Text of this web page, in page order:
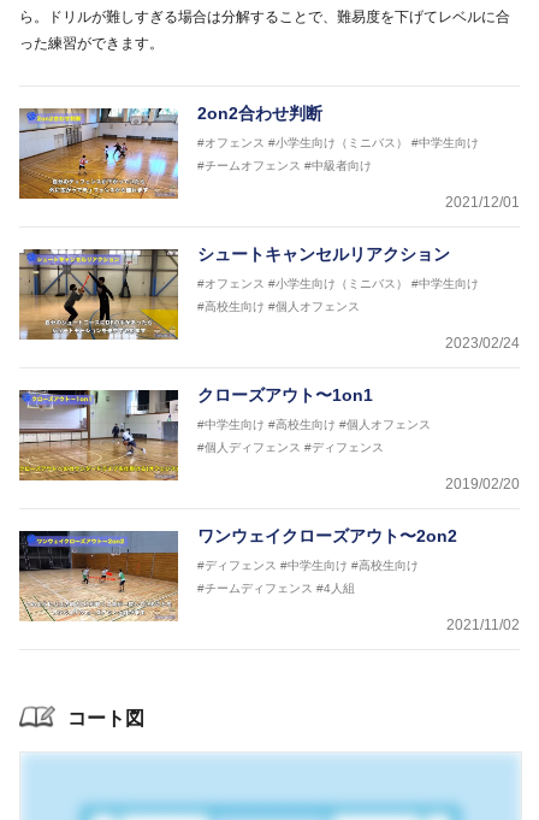
ら。ドリルが難しすぎる場合は分解することで、難易度を下げてレベルに合
った練習ができます。
2on2合わせ判断
#オフェンス #小学生向け（ミニバス）
#中学生向け
#チームオフェンス #中級者向け
2021/12/01
シュートキャンセルリアクション
#オフェンス #小学生向け（ミニバス）
#中学生向け
#高校生向け #個人オフェンス
2023/02/24
クローズアウト〜1on1
#中学生向け #高校生向け #個人オフェンス
#個人ディフェンス #ディフェンス
2019/02/20
ワンウェイクローズアウト〜2on2
#ディフェンス #中学生向け #高校生向け
#チームディフェンス #4人組
2021/11/02
コート図